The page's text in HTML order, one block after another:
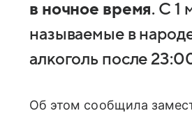
в ночное время. С 1
называемые в
алкоголь после
Об этом сообщила